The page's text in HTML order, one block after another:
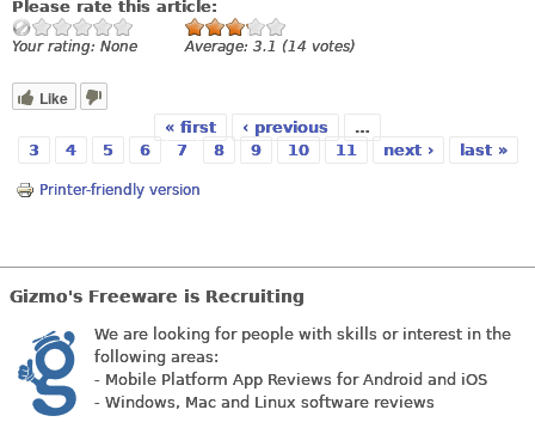
Please rate this article:
Your rating: None Average: 3.1 (14 votes)
Like
Pages « first ‹ previous
…
3
4 5 6 7 8 9 10 11 next › last »
Printer-friendly version
Gizmo's Freeware is Recruiting
We are looking for people with skills or interest in the
following areas:
- Mobile Platform App Reviews for Android and iOS
- Windows, Mac and Linux software reviews